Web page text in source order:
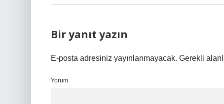
Bir yanıt yazın
E-posta adresiniz yayınlanmayacak. Gerekli
Yorum